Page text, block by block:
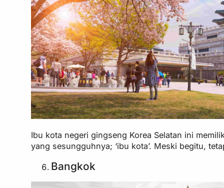
Ibu kota negeri gingseng Korea Selatan ini
yang sesungguhnya; ‘ibu kota’. Meski begitu,
Bangkok